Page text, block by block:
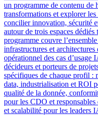
un programme de contenu de
transformations et explorer
concilier innovation, sécurité
autour de trois espaces
programme couvre
infrastructures et architectures
opérationnel des cas d’usage
décideurs et porteurs de
spécifiques de chaque profil :
data, industrialisation et ROI
qualité de la donnée,
pour les CDO et
et scalabilité pour les leaders